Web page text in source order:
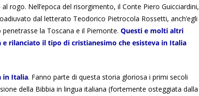
rogo. Nell’epoca del risorgimento, il Conte Piero Guicciardini,
dal letterato Teodorico Pietrocola Rossetti, anch’egli
la Toscana e il Piemonte. Questi e molti altri
rilanciato il tipo di cristianesimo che esisteva in Italia
in Italia. Fanno parte di questa storia gloriosa i primi secoli
della Bibbia in lingua italiana (fortemente osteggiata dalla